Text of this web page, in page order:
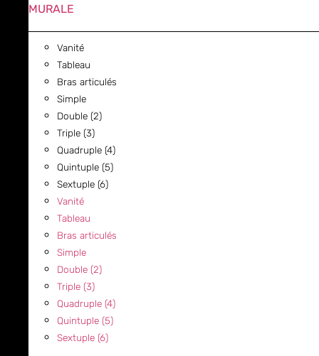
MURALE
Vanité
Tableau
Bras articulés
Simple
Double (2)
Triple (3)
Quadruple (4)
Quintuple (5)
Sextuple (6)
Vanité
Tableau
Bras articulés
Simple
Double (2)
Triple (3)
Quadruple (4)
Quintuple (5)
Sextuple (6)